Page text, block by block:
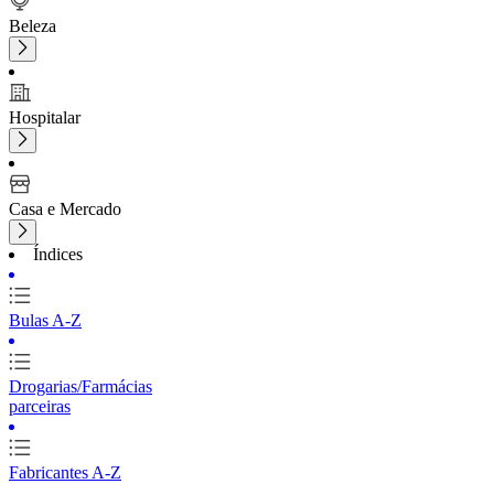
Beleza
Hospitalar
Casa e Mercado
Índices
Bulas A-Z
Drogarias/Farmácias
parceiras
Fabricantes A-Z